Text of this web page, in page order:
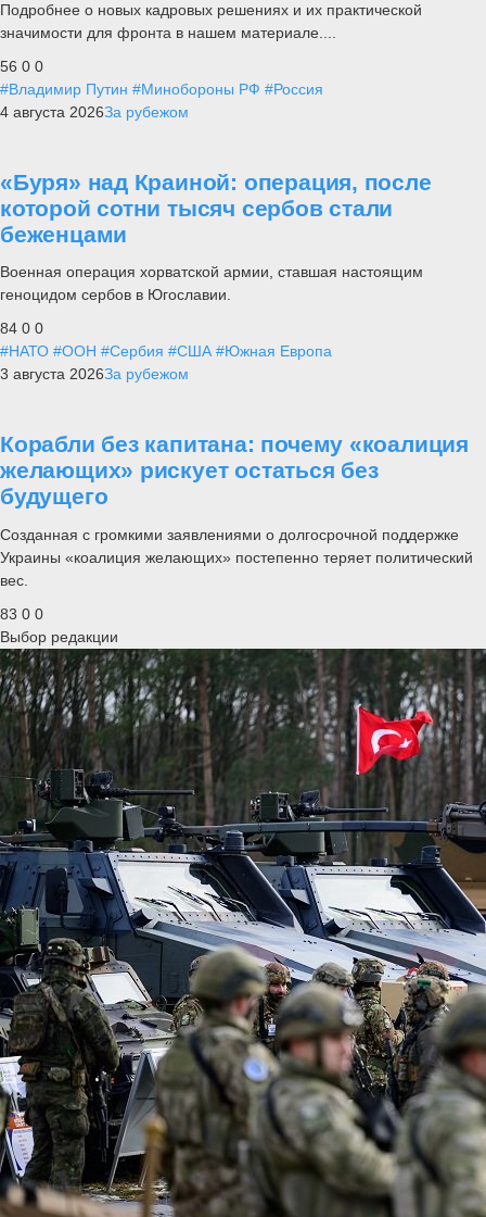
Подробнее о новых кадровых решениях и их практической
значимости для фронта в нашем материале....
56 0 0
#Владимир Путин #Минобороны РФ #Россия
4 августа 2026За рубежом
«Буря» над Краиной: операция, после
которой сотни тысяч сербов стали
беженцами
Военная операция хорватской армии, ставшая настоящим
геноцидом сербов в Югославии.
84 0 0
#НАТО #ООН #Сербия #США #Южная Европа
3 августа 2026За рубежом
Корабли без капитана: почему «коалиция
желающих» рискует остаться без
будущего
Созданная с громкими заявлениями о долгосрочной поддержке
Украины «коалиция желающих» постепенно теряет политический
вес.
83 0 0
Выбор редакции